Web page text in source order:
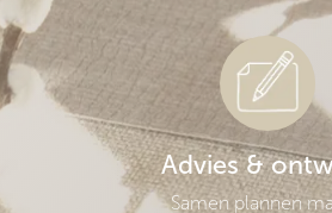
Advies &
Samen plannen